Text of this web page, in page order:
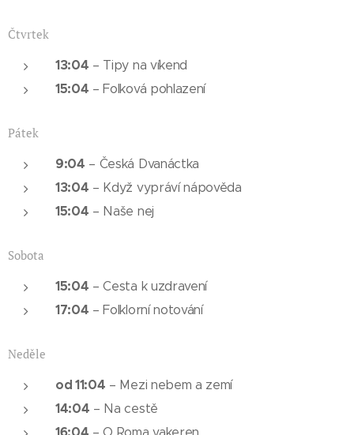
Čtvrtek
13:04 – Tipy na víkend
15:04 – Folková pohlazení
Pátek
9:04 – Česká Dvanáctka
13:04 – Když vypráví nápověda
15:04 – Naše nej
Sobota
15:04 – Cesta k uzdravení
17:04 – Folklorní notování
Neděle
od 11:04 – Mezi nebem a zemí
14:04 – Na cestě